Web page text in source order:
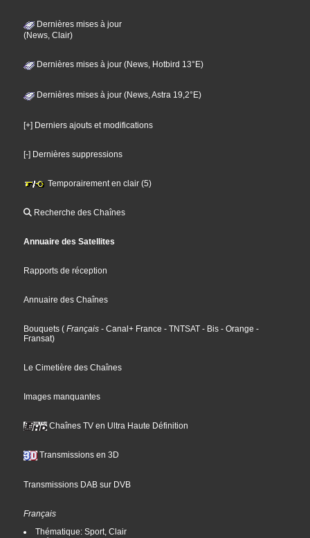
Dernières mises à jour
(News, Clair)
Dernières mises à jour (News, Hotbird 13°E)
Dernières mises à jour (News, Astra 19,2°E)
[+] Derniers ajouts et modifications
[-] Dernières suppressions
Temporairement en clair (5)
Recherche des Chaînes
Annuaire des Satellites
Rapports de réception
Annuaire des Chaînes
Bouquets ( Français - Canal+ France - TNTSAT - Bis - Orange -
Fransat)
Le Cimetière des Chaînes
Images manquantes
Chaînes TV en Ultra Haute Définition
Transmissions en 3D
Transmissions DAB sur DVB
Français
Thématique: Sport, Clair